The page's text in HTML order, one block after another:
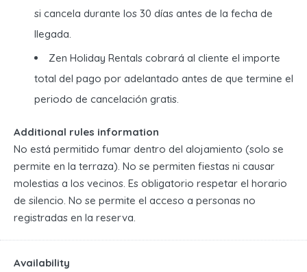
si cancela durante los 30 días antes de la fecha de
llegada.
Zen Holiday Rentals cobrará al cliente el importe
total del pago por adelantado antes de que termine el
periodo de cancelación gratis.
Additional rules information
No está permitido fumar dentro del alojamiento (solo se
permite en la terraza). No se permiten fiestas ni causar
molestias a los vecinos. Es obligatorio respetar el horario
de silencio. No se permite el acceso a personas no
registradas en la reserva.
Availability